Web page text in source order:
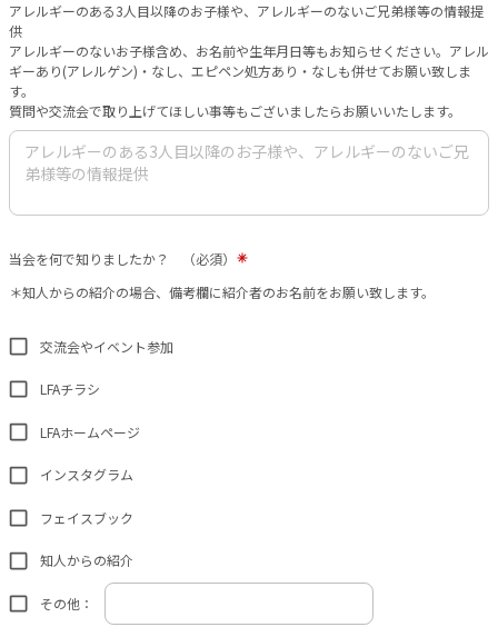
アレルギーのある3人目以降のお子様や、アレルギーのないご兄弟様等の情報提
供
アレルギーのないお子様含め、お名前や生年月日等もお知らせください。アレル
ギーあり(アレルゲン)・なし、エピペン処方あり・なしも併せてお願い致しま
す。
質問や交流会で取り上げてほしい事等もございましたらお願いいたします。
当会を何で知りましたか？ （必須）
＊知人からの紹介の場合、備考欄に紹介者のお名前をお願い致します。
交流会やイベント参加
LFAチラシ
LFAホームページ
インスタグラム
フェイスブック
知人からの紹介
その他：